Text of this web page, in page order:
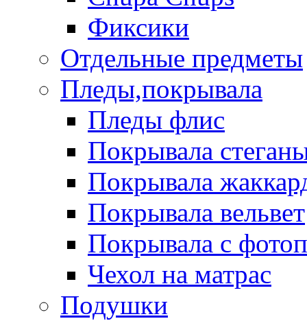
Фиксики
Отдельные предметы
Пледы,покрывала
Пледы флис
Покрывала
Покрывала
Покрывала вельвет
Покрывала с
Чехол на матрас
Подушки